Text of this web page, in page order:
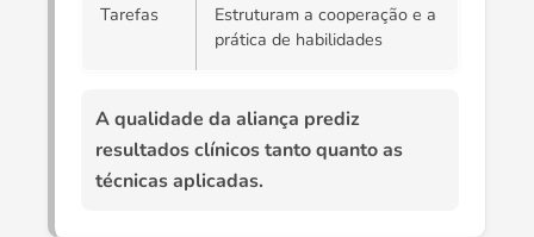
Tarefas
Estruturam a cooperação e a
prática de habilidades
A qualidade da aliança prediz
resultados clínicos tanto quanto as
técnicas aplicadas.